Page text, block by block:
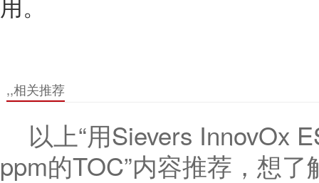
用。
,,相关推荐
以上“用Sievers InnovOx
ppm的TOC”内容推荐，想